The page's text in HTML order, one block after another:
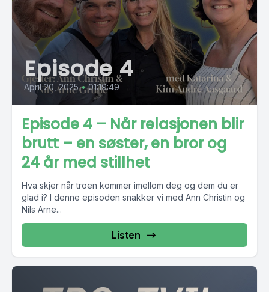
Episode 4
April 20, 2025 • 01:19:49
Episode 4 – Når relasjonen blir
brutt – en søster, en bror og
24 år med stillhet
Hva skjer når troen kommer imellom deg og dem du er
glad i? I denne episoden snakker vi med Ann Christin og
Nils Arne...
Listen